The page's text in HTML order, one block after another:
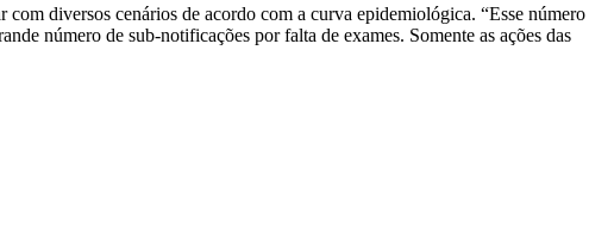
com diversos cenários de acordo com a curva epidemiológica. “Esse número
número de sub-notificações por falta de exames. Somente as ações das